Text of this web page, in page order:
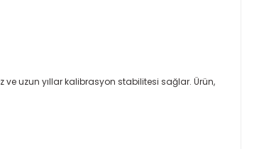
ve uzun yıllar kalibrasyon stabilitesi sağlar. Ürün,